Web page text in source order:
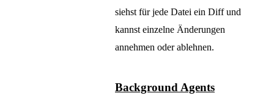
siehst für jede Datei ein Diff und
kannst einzelne Änderungen
annehmen oder ablehnen.
Background Agents